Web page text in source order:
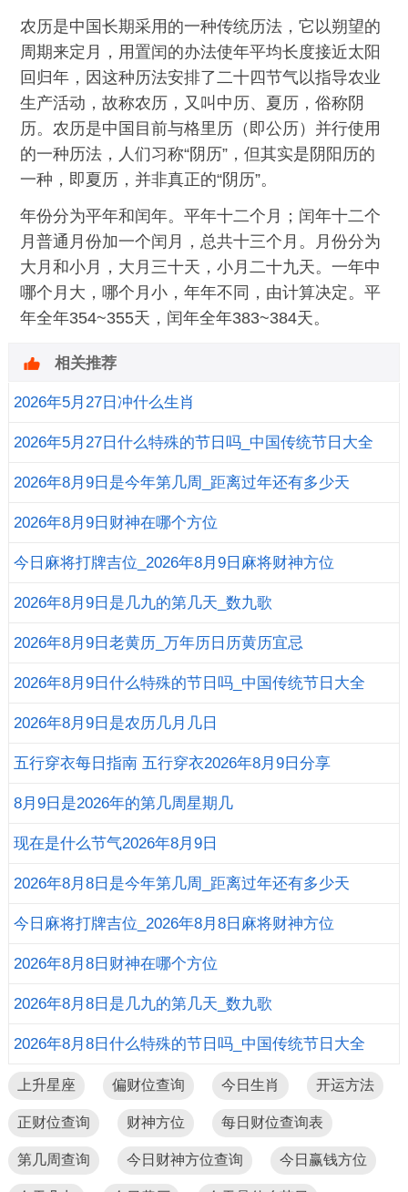
农历是中国长期采用的一种传统历法，它以朔望的
周期来定月，用置闰的办法使年平均长度接近太阳
回归年，因这种历法安排了二十四节气以指导农业
生产活动，故称农历，又叫中历、夏历，俗称阴
历。农历是中国目前与格里历（即公历）并行使用
的一种历法，人们习称“阴历”，但其实是阴阳历的
一种，即夏历，并非真正的“阴历”。
年份分为平年和闰年。平年十二个月；闰年十二个
月普通月份加一个闰月，总共十三个月。月份分为
大月和小月，大月三十天，小月二十九天。一年中
哪个月大，哪个月小，年年不同，由计算决定。平
年全年354~355天，闰年全年383~384天。
2026年5月27日冲什么生肖
2026年5月27日什么特殊的节日吗_中国传统节日大全
2026年8月9日是今年第几周_距离过年还有多少天
2026年8月9日财神在哪个方位
今日麻将打牌吉位_2026年8月9日麻将财神方位
2026年8月9日是几九的第几天_数九歌
2026年8月9日老黄历_万年历日历黄历宜忌
2026年8月9日什么特殊的节日吗_中国传统节日大全
2026年8月9日是农历几月几日
五行穿衣每日指南 五行穿衣2026年8月9日分享
8月9日是2026年的第几周星期几
现在是什么节气2026年8月9日
2026年8月8日是今年第几周_距离过年还有多少天
今日麻将打牌吉位_2026年8月8日麻将财神方位
2026年8月8日财神在哪个方位
2026年8月8日是几九的第几天_数九歌
2026年8月8日什么特殊的节日吗_中国传统节日大全
相关推荐
上升星座 偏财位查询 今日生肖 开运方法
正财位查询 财神方位 每日财位查询表
第几周查询 今日财神方位查询 今日赢钱方位